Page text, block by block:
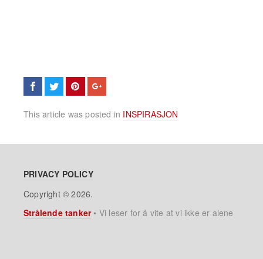
This article was posted in INSPIRASJON
PRIVACY POLICY
Copyright © 2026.
Strålende tanker• Vi leser for å vite at vi ikke er alene